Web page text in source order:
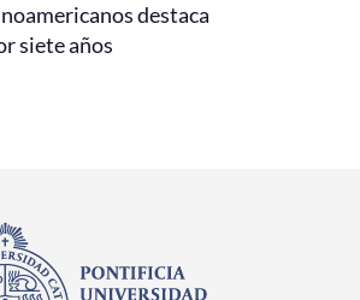
destaca
siete años